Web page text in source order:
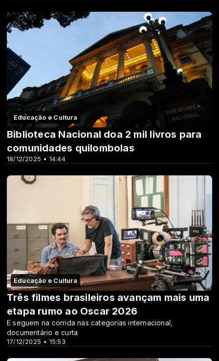
Educação e Cultura
18/12/2025 • 14:44
Biblioteca Nacional doa 2 mil livros para
comunidades quilombolas
Educação e Cultura
17/12/2025 • 15:53
Três filmes brasileiros avançam mais uma
etapa rumo ao Oscar 2026
E seguem na corrida nas categorias internacional,
documentário e curta